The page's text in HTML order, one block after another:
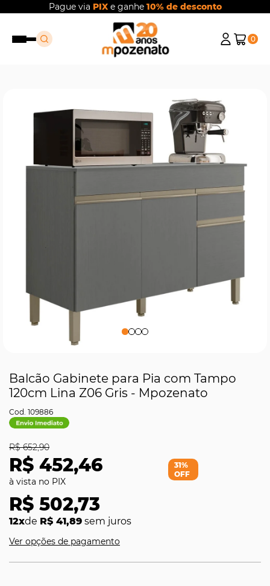
Pague via PIXe ganhe 10% de desconto
0
Balcão Gabinete para Pia com Tampo
120cm Lina Z06 Gris - Mpozenato
109886
R$ 452,46
R$ 652,90
R$ 502,73
12xde R$ 41,89 sem juros
31%
OFF
Ver opções de pagamento